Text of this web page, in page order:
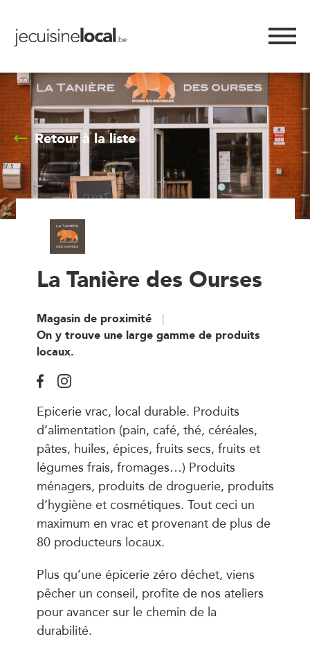
Retour à la liste
La Tanière des Ourses
Magasin de proximité
On y trouve une large gamme de produits
locaux.
Epicerie vrac, local durable. Produits
d’alimentation (pain, café, thé, céréales,
pâtes, huiles, épices, fruits secs, fruits et
légumes frais, fromages…) Produits
ménagers, produits de droguerie, produits
d’hygiène et cosmétiques. Tout ceci un
maximum en vrac et provenant de plus de
80 producteurs locaux.
Plus qu’une épicerie zéro déchet, viens
pêcher un conseil, profite de nos ateliers
pour avancer sur le chemin de la
durabilité.